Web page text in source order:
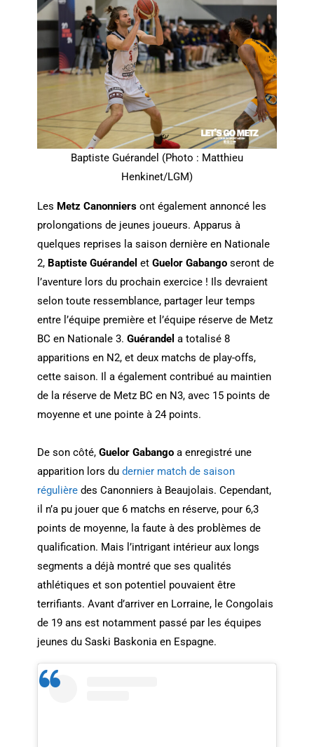
Baptiste Guérandel (Photo : Matthieu
Henkinet/LGM)
Les Metz Canonniersont également annoncé les
prolongations de jeunes joueurs. Apparus à
quelques reprises la saison dernière en Nationale
2, Baptiste Guérandel et Guelor Gabangoseront de
l’aventure lors du prochain exercice ! Ils devraient
selon toute ressemblance, partager leur temps
entre l’équipe première et l’équipe réserve de Metz
BC en Nationale 3. Guérandel a totalisé 8
apparitions en N2, et deux matchs de play-offs,
cette saison. Il a également contribué au maintien
de la réserve de Metz BC en N3, avec 15 points de
moyenne et une pointe à 24 points.
De son côté, Guelor Gabangoa enregistré une
apparition lors du dernier match de saison
régulièredes Canonniers à Beaujolais. Cependant,
il n’a pu jouer que 6 matchs en réserve, pour 6,3
points de moyenne, la faute à des problèmes de
qualification. Mais l’intrigant intérieur aux longs
segments a déjà montré que ses qualités
athlétiques et son potentiel pouvaient être
terrifiants. Avant d’arriver en Lorraine, le Congolais
de 19 ans est notamment passé par les équipes
jeunes du Saski Baskonia en Espagne.